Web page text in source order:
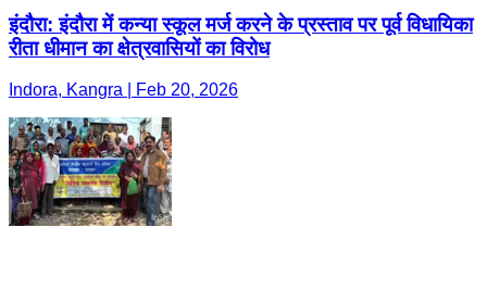
इंदौरा: इंदौरा में कन्या स्कूल मर्ज करने के प्रस्ताव पर पूर्व विधायिका
रीता धीमान का क्षेत्रवासियों का विरोध
Indora, Kangra | Feb 20, 2026